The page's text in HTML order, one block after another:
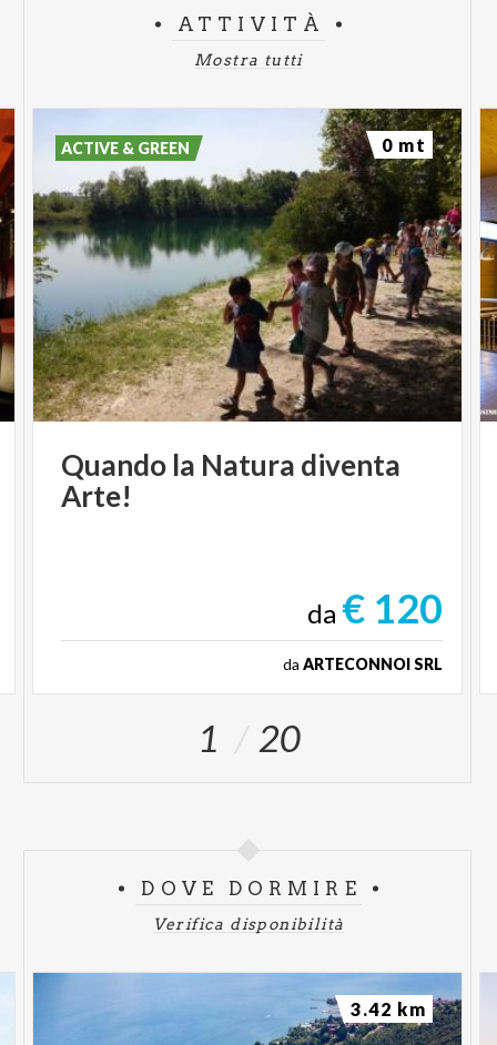
ATTIVITÀ
Mostra tutti
Quando la Natura diventa
Arte!
da € 120
da ARTECONNOI SRL
ACTIVE & GREEN 0 mt
1 20
DOVE DORMIRE
Verifica disponibilità
3.42 km